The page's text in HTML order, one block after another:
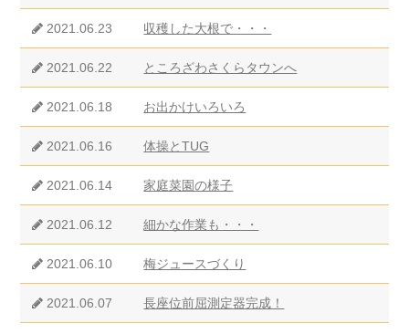
2021.06.23 収穫した大根で・・・
2021.06.22 ところざわさくらタウンへ
2021.06.18 お出かけいろいろ
2021.06.16 体操とTUG
2021.06.14 家庭菜園の様子
2021.06.12 細かな作業も・・・
2021.06.10 梅ジュースづくり
2021.06.07 長座位前屈測定器完成！